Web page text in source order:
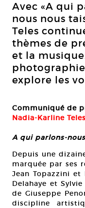
Avec «A qui
nous nous
Teles
thèmes de
et la
explore les
Communiqué de
Nadia-Karline Teles
A qui parlons-
Depuis une
marquée par ses
Jean Topazzini et
Delahaye et
de Giuseppe
discipline